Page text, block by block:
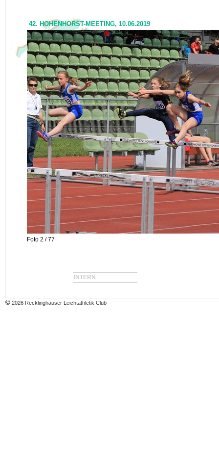
NEWS
KONTAKT
VERANSTALTUNGEN
TRAINING
DER VEREIN
SPORTSTÄTTEN
FOTOS
AKTUELL
ARCHIV
PRESSE
LINKS
IMPRESSUM
DATENSCHUTZ
INTERN
I<zurück
© 2026 Recklinghäuser Leichtathletik Club
42. HOHENHORST-MEETING, 10.06.2019
Foto 2 / 77